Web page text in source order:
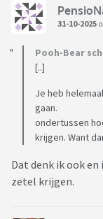
31-10-2025
Pooh-Bear
[..]
Je heb
gaan.
ondertussen
krijgen. Want
Dat denk ik ook en
zetel krijgen.